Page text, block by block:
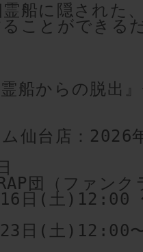
船に隠された
ことができる
船からの脱出
ム仙台店：
団（ファンク
日(土)12:00
日(土)12:00